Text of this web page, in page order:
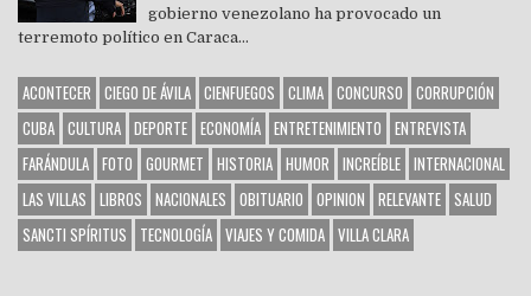
gobierno venezolano ha provocado un
terremoto político en Caraca...
ACONTECER CIEGO DE ÁVILA CIENFUEGOS CLIMA CONCURSO CORRUPCIÓN
CUBA CULTURA DEPORTE ECONOMÍA ENTRETENIMIENTO ENTREVISTA
FARÁNDULA FOTO GOURMET HISTORIA HUMOR INCREÍBLE INTERNACIONAL
LAS VILLAS LIBROS NACIONALES OBITUARIO OPINION RELEVANTE SALUD
SANCTI SPÍRITUS
TECNOLOGÍA VIAJES Y COMIDA VILLA CLARA